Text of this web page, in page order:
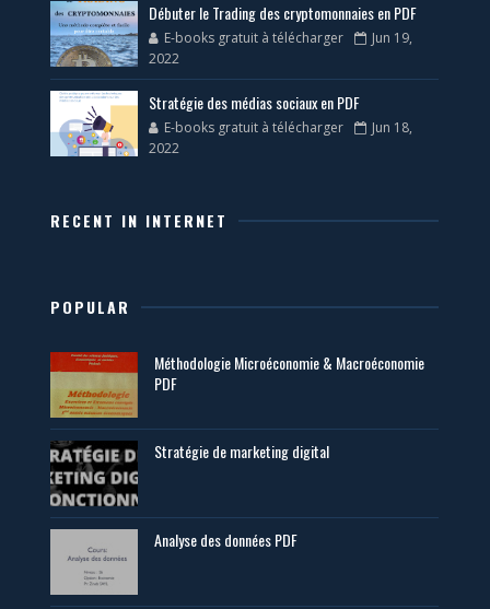
Débuter le Trading des cryptomonnaies en PDF
E-books gratuit à télécharger
Jun 19,
2022
Stratégie des médias sociaux en PDF
E-books gratuit à télécharger
Jun 18,
2022
RECENT IN INTERNET
POPULAR
Méthodologie Microéconomie & Macroéconomie
PDF
Stratégie de marketing digital
Analyse des données PDF